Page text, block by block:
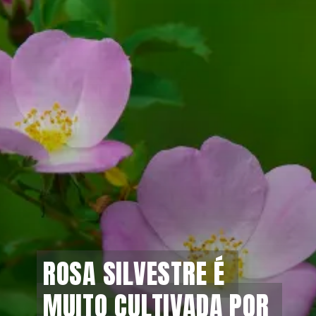
ROSA SILVESTRE É
MUITO CULTIVADA POR
ROSA SILVESTRE É
MUITO CULTIVADA POR